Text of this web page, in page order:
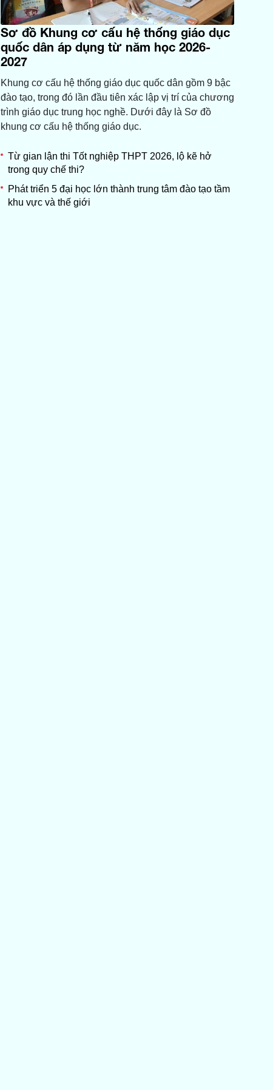
Sơ đồ Khung cơ cấu hệ thống giáo dục
quốc dân áp dụng từ năm học 2026-
2027
Khung cơ cấu hệ thống giáo dục quốc dân gồm 9 bậc
đào tạo, trong đó lần đầu tiên xác lập vị trí của chương
trình giáo dục trung học nghề. Dưới đây là Sơ đồ
khung cơ cấu hệ thống giáo dục.
Từ gian lận thi Tốt nghiệp THPT 2026, lộ kẽ hở
trong quy chế thi?
Phát triển 5 đại học lớn thành trung tâm đào tạo tầm
khu vực và thế giới